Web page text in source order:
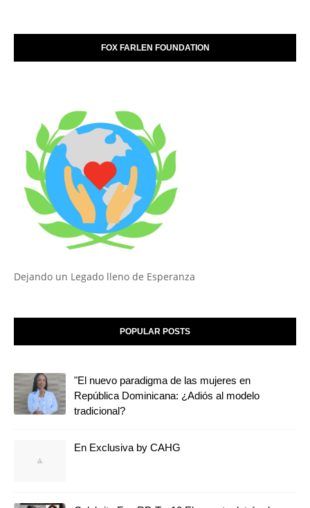
FOX FARLEN FOUNDATION
Dejando un Legado lleno de Esperanza
POPULAR POSTS
"El nuevo paradigma de las mujeres en
República Dominicana: ¿Adiós al modelo
tradicional?
En Exclusiva by CAHG